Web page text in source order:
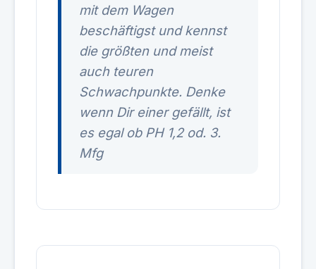
mit dem Wagen
beschäftigst und kennst
die größten und meist
auch teuren
Schwachpunkte. Denke
wenn Dir einer gefällt, ist
es egal ob PH 1,2 od. 3.
Mfg